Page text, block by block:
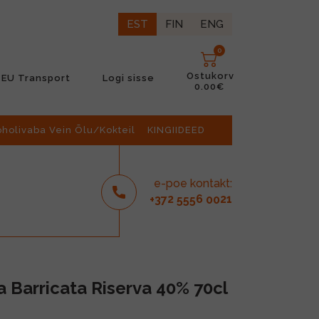
EST FIN ENG
EU Transport Logi sisse
0
Ostukorv
0.00€
Vein Õlu/Kokteil KINGIIDEED
e-poe kontakt:
+372 5556 0021
Barricata Riserva 40% 70cl